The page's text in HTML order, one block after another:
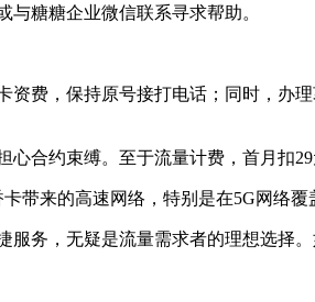
糖糖企业微信联系寻求帮助。
费，保持原号接打电话；同时，办
合约束缚。至于流量计费，首月扣
带来的高速网络，特别是在5G网络覆
服务，无疑是流量需求者的理想选择